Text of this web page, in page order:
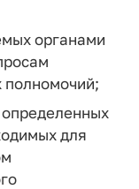
органами
полномочий;
для